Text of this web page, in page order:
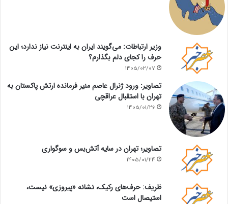
وزیر ارتباطات: می‌گویند ایران به اینترنت نیاز ندارد؛ این
حرف را کجای دلم بگذارم؟
1405/02/07
تصاویر: ورود ژنرال عاصم منیر فرمانده ارتش پاکستان به
تهران با استقبال عراقچی
1405/01/26
تصاویر؛ تهران در سایه آتش‌بس و سوگواری
1405/01/24
ظریف: حرف‌های رکیک، نشانه «پیروزی» نیست،
استیصال است